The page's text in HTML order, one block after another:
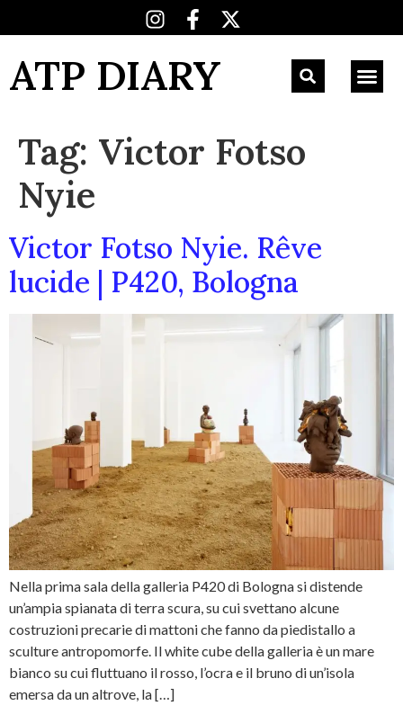
ATP DIARY
Tag: Victor Fotso
Nyie
Victor Fotso Nyie. Rêve
lucide | P420, Bologna
Nella prima sala della galleria P420 di Bologna si distende
un’ampia spianata di terra scura, su cui svettano alcune
costruzioni precarie di mattoni che fanno da piedistallo a
sculture antropomorfe. Il white cube della galleria è un mare
bianco su cui fluttuano il rosso, l’ocra e il bruno di un’isola
emersa da un altrove, la […]